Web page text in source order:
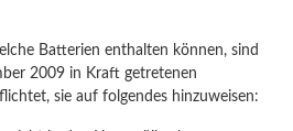
Batterien enthalten können, sind
2009 in Kraft getretenen
sie auf folgendes hinzuweisen: